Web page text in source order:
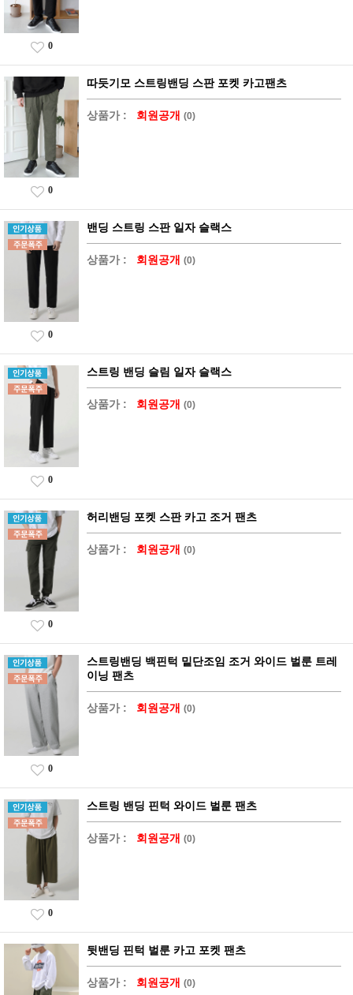
0
따듯기모 스트링밴딩 스판 포켓 카고팬츠
상품가 : 회원공개 (0)
0
밴딩 스트링 스판 일자 슬랙스
상품가 : 회원공개 (0)
0
스트링 밴딩 슬림 일자 슬랙스
상품가 : 회원공개 (0)
0
허리밴딩 포켓 스판 카고 조거 팬츠
상품가 : 회원공개 (0)
0
스트링밴딩 백핀턱 밑단조임 조거 와이드 벌룬 트레
이닝 팬츠
상품가 : 회원공개 (0)
0
스트링 밴딩 핀턱 와이드 벌룬 팬츠
상품가 : 회원공개 (0)
0
뒷밴딩 핀턱 벌룬 카고 포켓 팬츠
상품가 : 회원공개 (0)